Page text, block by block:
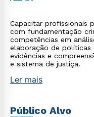
Capacitar profissionais
com fundamentação
competências em
elaboração de políticas
evidências e
e sistema de justiça.
Ler mais
Público Alvo